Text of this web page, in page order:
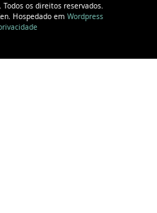
. Todos os direitos reservados.
Hospedado em Wordpress